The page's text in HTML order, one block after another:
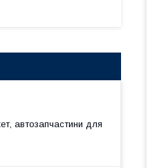
автозапчастини для